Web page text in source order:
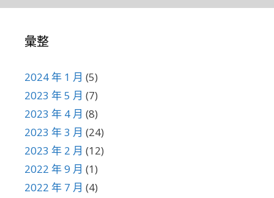
彙整
2024 年 1 月 (5)
2023 年 5 月 (7)
2023 年 4 月 (8)
2023 年 3 月 (24)
2023 年 2 月 (12)
2022 年 9 月 (1)
2022 年 7 月 (4)